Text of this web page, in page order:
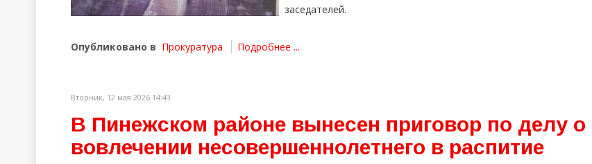
заседателей.
Опубликовано в Прокуратура Подробнее ...
Вторник, 12 мая 2026 14:43
В Пинежском районе вынесен приговор по делу о
вовлечении несовершеннолетнего в распитие